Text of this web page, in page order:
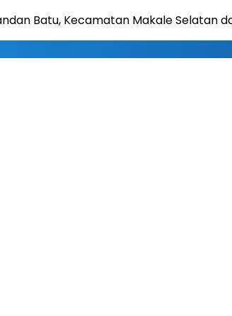
Batu, Kecamatan Makale Selatan